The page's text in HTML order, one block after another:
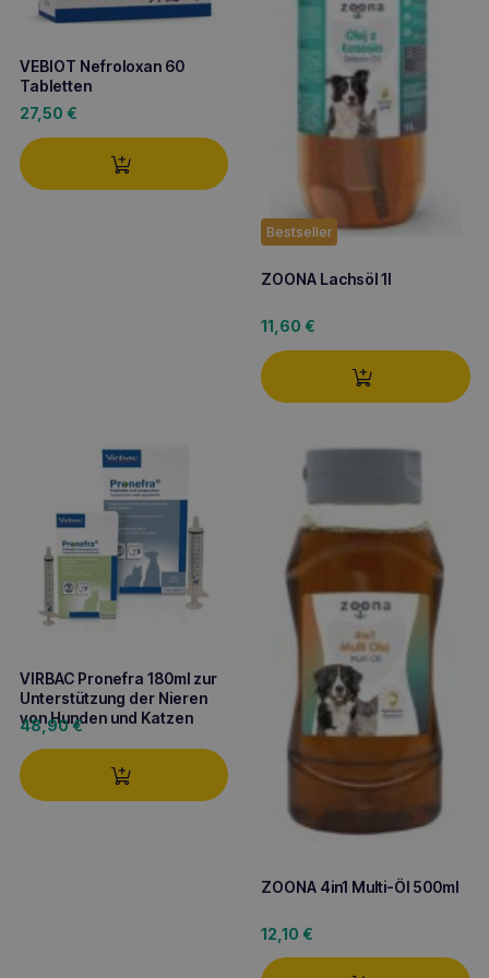
VEBIOT Nefroloxan 60
Tabletten
27,50 €
Bestseller
ZOONA Lachsöl 1l
11,60 €
VIRBAC Pronefra 180ml zur
Unterstützung der Nieren
von Hunden und Katzen
48,90€
ZOONA 4in1 Multi-Öl 500ml
12,10 €